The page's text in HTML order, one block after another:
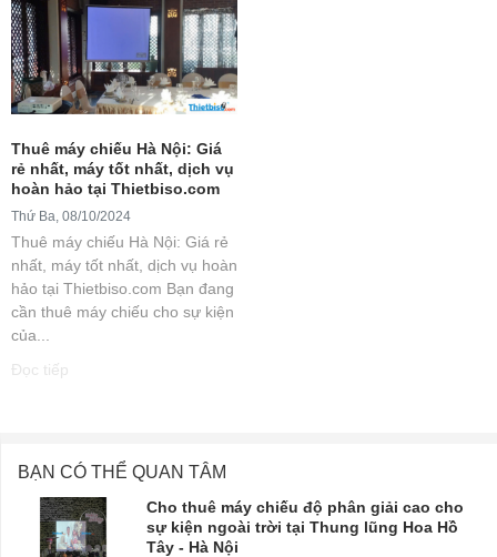
Thuê máy chiếu Hà Nội: Giá
rẻ nhất, máy tốt nhất, dịch vụ
hoàn hảo tại Thietbiso.com
Thứ Ba, 08/10/2024
Thuê máy chiếu Hà Nội: Giá rẻ
nhất, máy tốt nhất, dịch vụ hoàn
hảo tại Thietbiso.com Bạn đang
cần thuê máy chiếu cho sự kiện
của...
Đọc tiếp
BẠN CÓ THỂ QUAN TÂM
Cho thuê máy chiếu độ phân giải cao cho
sự kiện ngoài trời tại Thung lũng Hoa Hồ
Tây - Hà Nội